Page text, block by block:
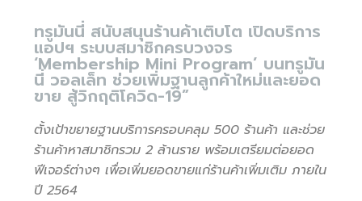
ทรูมันนี่ สนับสนุนร้านค้าเติบโต เปิดบริการ
แอปฯ ระบบสมาชิกครบวงจร
‘Membership Mini Program’ บนทรูมัน
นี่ วอลเล็ท ช่วยเพิ่มฐานลูกค้าใหม่และยอด
ขาย สู้วิกฤติโควิด-19”
ตั้งเป้าขยายฐานบริการครอบคลุม 500 ร้านค้า และช่วย
ร้านค้าหาสมาชิกรวม 2 ล้านราย พร้อมเตรียมต่อยอด
ฟีเจอร์ต่างๆ เพื่อเพิ่มยอดขายแก่ร้านค้าเพิ่มเติม ภายใน
ปี 2564